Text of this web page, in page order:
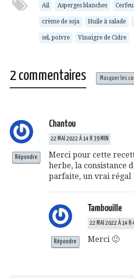
ami(ouvre
nouvelle
fenêtre)fenêtre)fenêtre)
Ail Asperges blanches
crème de soja Huile à salade
sel, poivre Vinaigre de Cidre
2 commentaires Masquer les
Chantou
22 MAI 2022 À 14 H 39 MIN
Merci pour cette
herbe, la consistance
parfaite, un vrai régal
Répondre
Tambouille
22 MAI 2022 À 14 H
Merci 🙂
Répondre